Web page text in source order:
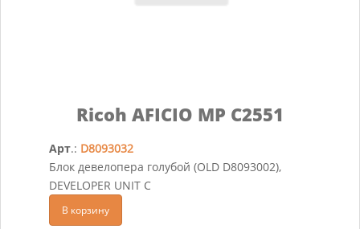
Ricoh AFICIO MP C2551
Арт.: D8093032
Блок девелопера голубой (OLD D8093002),
DEVELOPER UNIT C
В корзину